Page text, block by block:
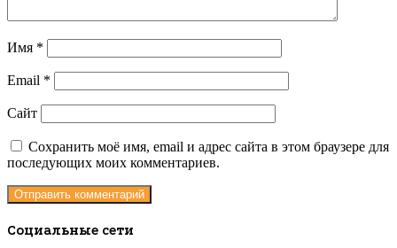
Имя *
Email *
Сайт
Сохранить моё имя, email и адрес сайта в этом браузере для
последующих моих комментариев.
Социальные сети